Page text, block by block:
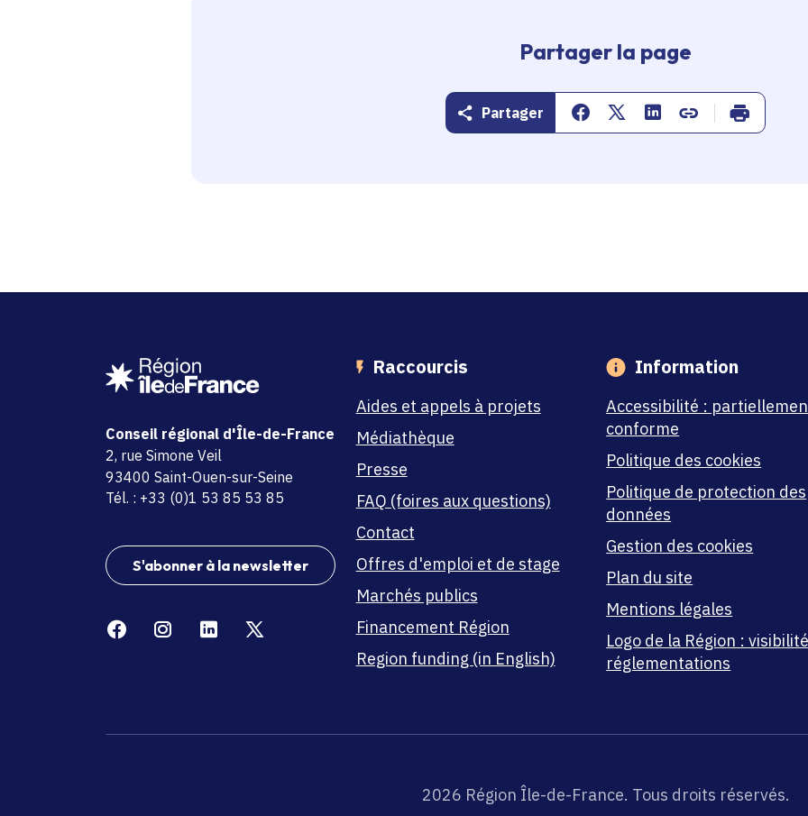
Partager la page
Partager Partager sur Facebook
Partager sur Twitter
Partager sur Linkedin
Copier dans le
Imprimer
Conseil régional d'Île-de-France
adresse
2, rue Simone Veil
code postal et commune
93400 Saint-Ouen-sur-Seine
Tél. : +33 (0)1 53 85 53 85
S'abonner à la newsletter
FacebookInstagramLinkedin
Raccourcis
Aides et appels à projets
Médiathèque
Presse
FAQ (foires aux questions)
Contact
Offres d'emploi et de stage
Marchés publics
Financement Région
Region funding (in English)
Information
Accessibilité :
conforme
Politique des cookies
Politique de protection des
données
Gestion des cookies
Plan du site
Mentions légales
Logo de la Région :
réglementations
2026 Région Île-de-France. Tous droits réservés.